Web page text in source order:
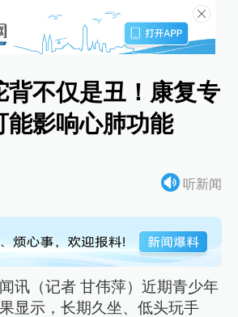
背不仅是丑！康复专
能影响心肺功能
听新闻
讯（记者 甘伟萍）近期青少年
显示，长期久坐、低头玩手